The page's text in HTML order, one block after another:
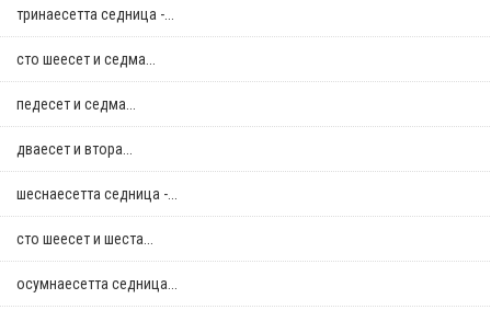
тринаесетта седница -...
сто шеесет и седма...
педесет и седма...
дваесет и втора...
шеснаесетта седница -...
сто шеесет и шеста...
осумнaесетта седница...